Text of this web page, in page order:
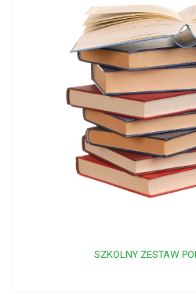
SZKOLNY ZESTAW